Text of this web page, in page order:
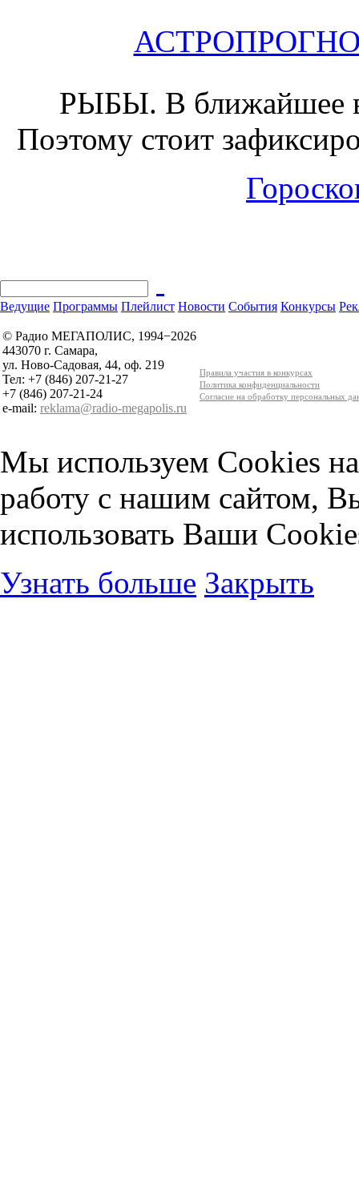
РЫБЫ. В ближайшее
Поэтому стоит
Ведущие Программы Плейлист Новости События Конкурсы
© Радио МЕГАПОЛИС, 1994−2026
443070 г. Самара,
ул. Ново-Садовая, 44, оф. 219
Тел: +7 (846) 207-21-27
+7 (846) 207-21-24
e-mail: reklama@radio-megapolis.ru
Правила участия в конкурсах
Политика конфиденциальности
Согласие на обработку персональных
Мы используем Cookies
работу с нашим сайтом,
использовать Ваши
Узнать больше Закрыть